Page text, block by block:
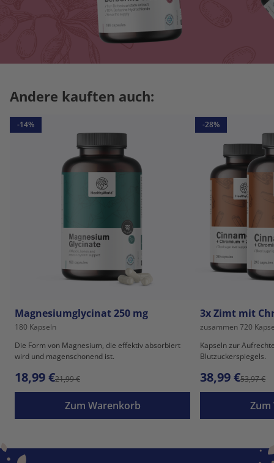
Andere kauften auch:
-14%
Magnesiumglycinat 250 mg
180 Kapseln
Die Form von Magnesium, die effektiv absorbiert
wird und magenschonend ist.
18,99 €21,99 €
Zum Warenkorb
-28%
3x Zimt mit
zusammen 720
Kapseln zur
Blutzuckerspiegels.
38,99 €53,97 €
Zum